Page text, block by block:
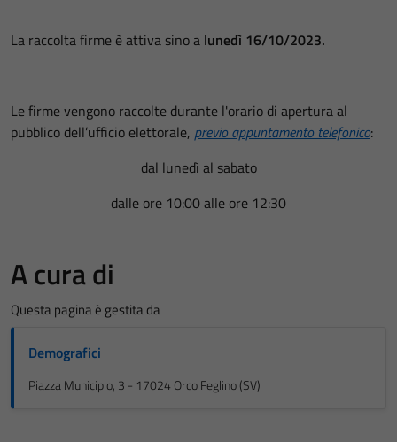
La raccolta firme è attiva sino a lunedì 16/10/2023.
Le firme vengono raccolte durante l'orario di apertura al
pubblico dell’ufficio elettorale, previo appuntamento telefonico:
dal lunedì al sabato
dalle ore 10:00 alle ore 12:30
A cura di
Questa pagina è gestita da
Demografici
Piazza Municipio, 3 - 17024 Orco Feglino (SV)